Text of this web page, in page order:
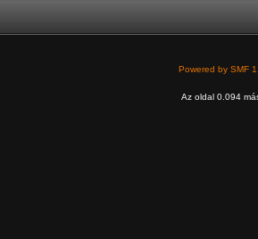
Powered by SMF
Az oldal 0.094